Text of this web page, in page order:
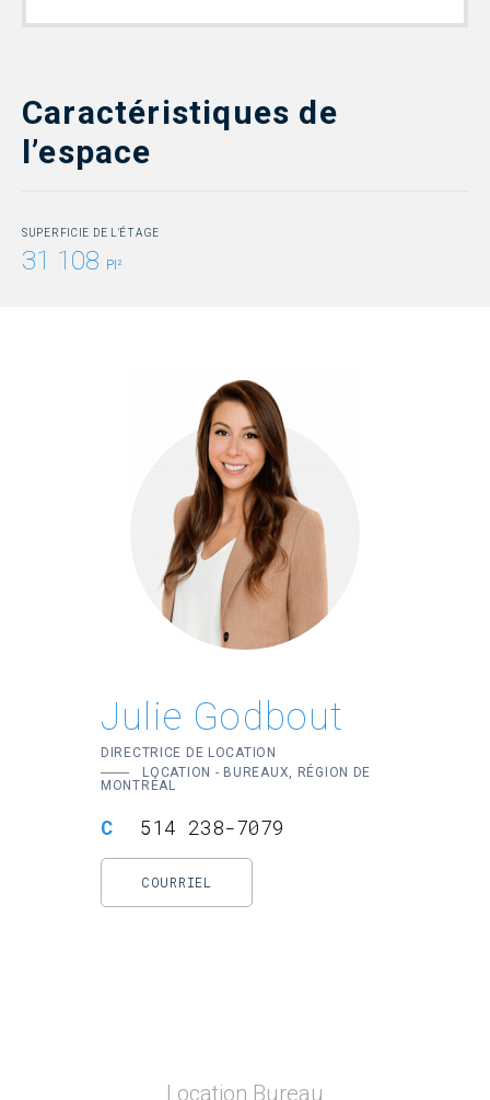
Caractéristiques de
l’espace
SUPERFICIE DE L'ÉTAGE
31 108 PI²
Julie Godbout
DIRECTRICE DE LOCATION
LOCATION - BUREAUX, RÉGION DE
MONTRÉAL
514 238-7079
COURRIEL
Location Bureau